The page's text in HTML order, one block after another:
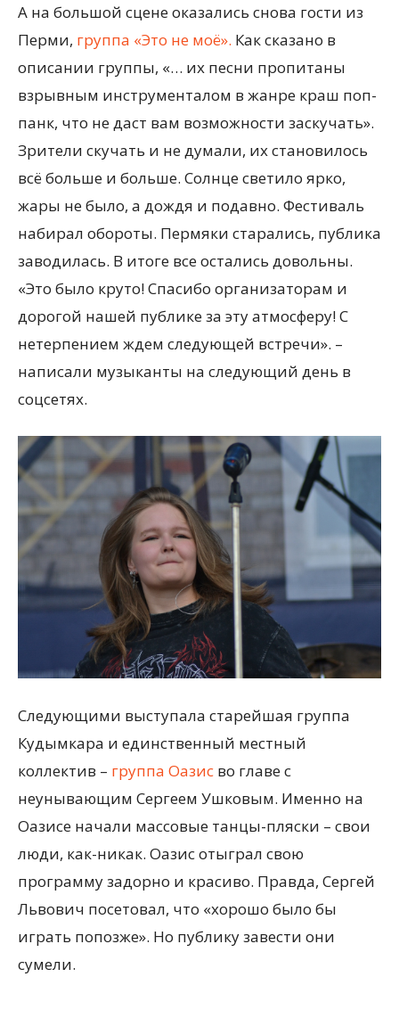
А на большой сцене оказались снова гости из
Перми, группа «Это не моё». Как сказано в
описании группы, «… их песни пропитаны
взрывным инструменталом в жанре краш поп-
панк, что не даст вам возможности заскучать».
Зрители скучать и не думали, их становилось
всё больше и больше. Солнце светило ярко,
жары не было, а дождя и подавно. Фестиваль
набирал обороты. Пермяки старались, публика
заводилась. В итоге все остались довольны.
«Это было круто! Спасибо организаторам и
дорогой нашей публике за эту атмосферу! С
нетерпением ждем следующей встречи». –
написали музыканты на следующий день в
соцсетях.
Следующими выступала старейшая группа
Кудымкара и единственный местный
коллектив – группа Оазис во главе с
неунывающим Сергеем Ушковым. Именно на
Оазисе начали массовые танцы-пляски – свои
люди, как-никак. Оазис отыграл свою
программу задорно и красиво. Правда, Сергей
Львович посетовал, что «хорошо было бы
играть попозже». Но публику завести они
сумели.